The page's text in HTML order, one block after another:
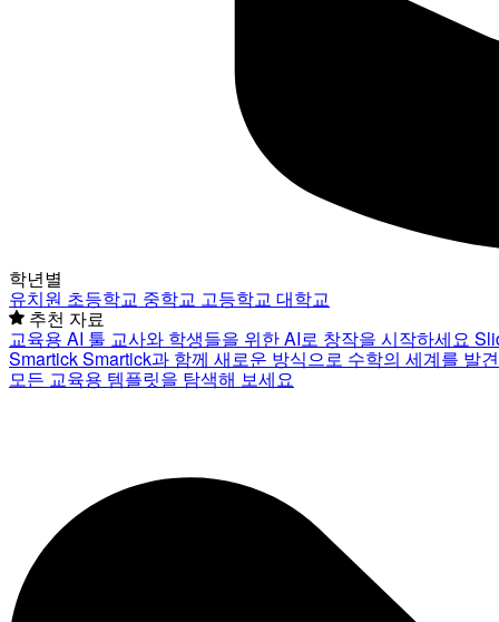
학년별
유치원 초등학교 중학교 고등학교 대학교
추천 자료
교육용 AI 툴 교사와 학생들을 위한 AI로 창작을 시작하세요
SmartickSmartick과 함께 새로운 방식으로 수학의 세계를 발
모든 교육용 템플릿을 탐색해 보세요